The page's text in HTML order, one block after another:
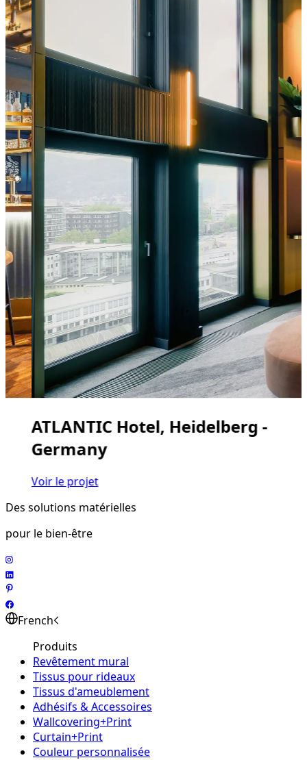
ATLANTIC Hotel, Heidelberg -
Germany
Voir le projet
Des solutions matérielles
pour le bien-être
French
Produits
Revêtement mural
Tissus pour rideaux
Tissus d'ameublement
Adhésifs & Accessoires
Wallcovering+Print
Curtain+Print
Couleur personnalisée